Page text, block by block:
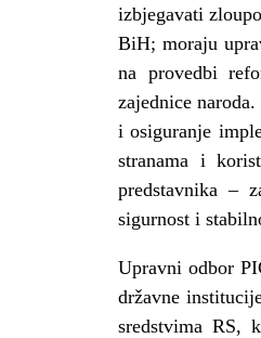
izbjegavati
BiH; moraju
na provedbi
zajednice
i osiguranje
stranama i
predstavnika –
sigurnost i
Upravni odbor
državne
sredstvima RS,